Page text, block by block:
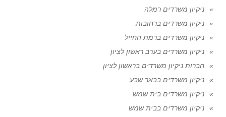
ניקיון משרדים רמלה
ניקיון משרדים ברחובות
ניקיון משרדים ברמת החייל
ניקיון משרדים בערב ראשון לציון
חברות ניקיון משרדים בראשון לציון
ניקיון משרדים בבאר שבע
ניקיון משרדים בית שמש
ניקיון משרדים בבית שמש